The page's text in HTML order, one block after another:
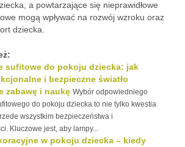
a powtarzające się nieprawidłowe
mogą wpływać na rozwój wzroku oraz
dziecka.
sufitowe do pokoju dziecka: jak
i bezpieczne światło
zabawę i naukę Wybór odpowiedniego
do pokoju dziecka to nie tylko kwestia
wszystkim bezpieczeństwa i
Kluczowe jest, aby lampy...
w pokoju dziecka – kiedy